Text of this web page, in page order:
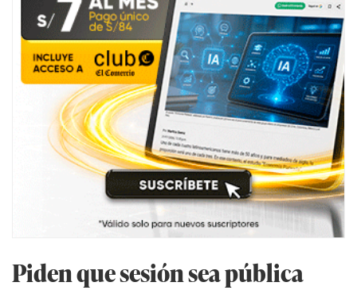
Piden que sesión sea pública